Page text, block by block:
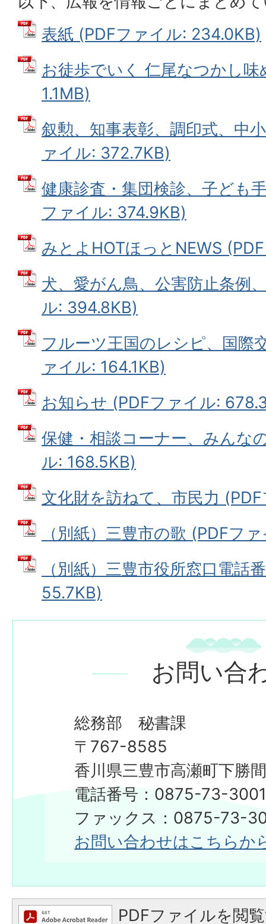
表紙 (PDFファイル: 234.0KB)
お徒歩でいく 仁尾なつかし
1.1MB)
叙勲、知事表彰、調印式、中
ァイル: 372.7KB)
健康診査・集団検診、子ども
ファイル: 374.9KB)
みとよHOTほっとNEWS
犬、愛がん鳥、公害防止条例
ル: 394.8KB)
フルーツ王国のレシピ、国際
ァイル: 164.1KB)
お知らせ (PDFファイル:
保健・相談コーナー、みんな
ル: 168.5KB)
文化財を訪ねて、市民力
（別紙）三豊市の歌 (PDFフ
（別紙）三豊市役所窓口電話
55.7KB)
お問い合
総務部 秘書課
〒767-8585
香川県三豊市高瀬町下勝
電話番号：0875-73-
ファックス：0875-73-
お問い合わせはこちらか
PDFファイルを閲